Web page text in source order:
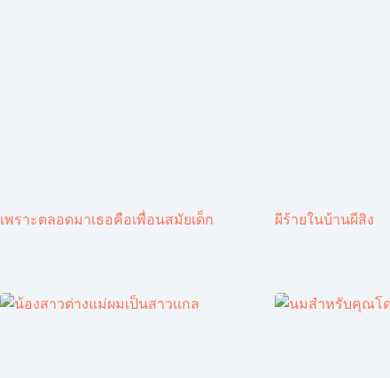
เพราะตลอดมาเธอคือเพื่อนสมัยเด็ก ผีร้ายในบ้านผีสิง